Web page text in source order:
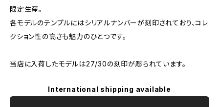
限定生産。
各モデルのテンプルにはシリアルナンバーが刻印されており、コレ
クション性の高さも魅力のひとつです。
当店に入荷したモデルは27/30の刻印が彫られています。
International shipping available